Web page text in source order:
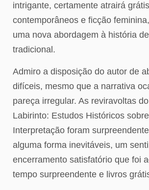
intrigante, certamente atrairá
contemporâneos e ficção
uma nova abordagem à história
tradicional.
Admiro a disposição do autor de
difíceis, mesmo que a narrativa
pareça irregular. As reviravoltas
Labirinto: Estudos Históricos
Interpretação foram
alguma forma inevitáveis, um
encerramento satisfatório que foi
tempo surpreendente e livros